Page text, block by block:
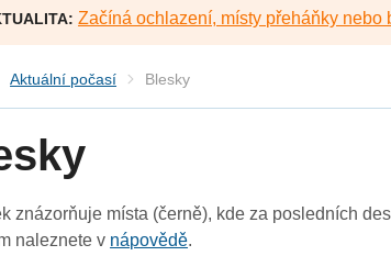
Začíná ochlazení, místy přeháňky nebo
Aktuální počasí Blesky
znázorňuje místa (černě), kde za posledních
naleznete v nápovědě.